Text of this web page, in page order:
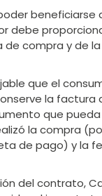
beneficiarse
debe
de compra y de
que el
la factura
que
la compra
de pago) y la
del contrato,